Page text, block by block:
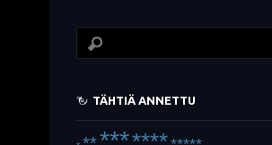
TÄHTIÄ ANNETTU